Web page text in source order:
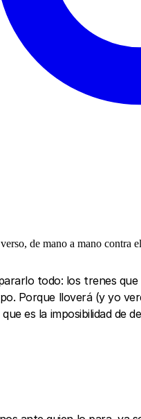
de mano a mano
todo: los trenes
Porque lloverá (y yo
es la imposibilidad de